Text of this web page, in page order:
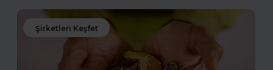
Şirketleri Keşfet